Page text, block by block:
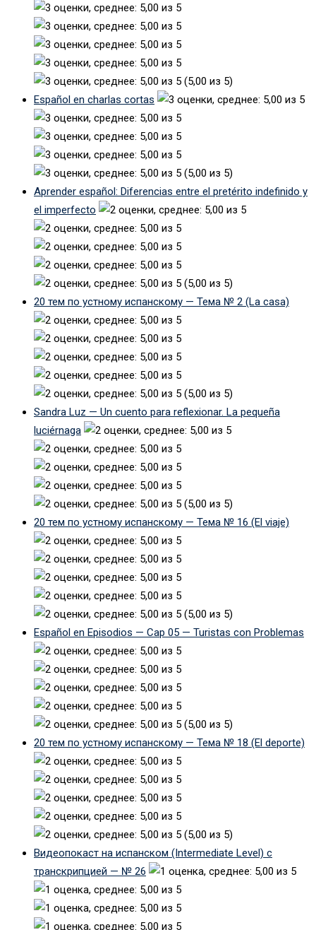
(5,00 из 5)
Español en charlas cortas
(5,00 из 5)
Aprender español: Diferencias entre el pretérito indefinido y
el imperfecto
(5,00 из 5)
20 тем по устному испанскому — Тема № 2 (La casa)
(5,00 из 5)
Sandra Luz — Un cuento para reflexionar. La pequeña
luciérnaga
(5,00 из 5)
20 тем по устному испанскому — Тема № 16 (El viaje)
(5,00 из 5)
Español en Episodios — Cap 05 — Turistas con Problemas
(5,00 из 5)
20 тем по устному испанскому — Тема № 18 (El deporte)
(5,00 из 5)
Видеопокаст на испанском (Intermediate Level) с
транскрипцией — № 26